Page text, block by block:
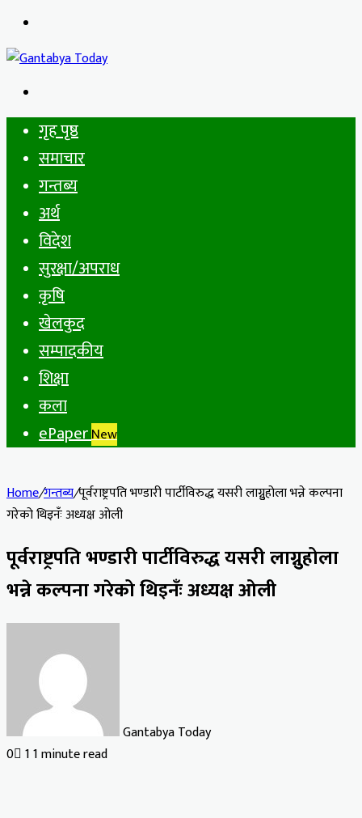
for
गृह पृष्ठ
समाचार
गन्तब्य
अर्थ
विदेश
सुरक्षा/अपराध
कृषि
खेलकुद
सम्पादकीय
शिक्षा
कला
ePaperNew
Home/गन्तब्य/पूर्वराष्ट्रपति भण्डारी पार्टीविरुद्ध यसरी लाग्नुुहोला भन्ने कल्पना
गरेको थिइनँः अध्यक्ष ओली
पूर्वराष्ट्रपति भण्डारी पार्टीविरुद्ध यसरी लाग्नुुहोला
भन्ने कल्पना गरेको थिइनँः अध्यक्ष ओली
Gantabya Today
0 11 minute read